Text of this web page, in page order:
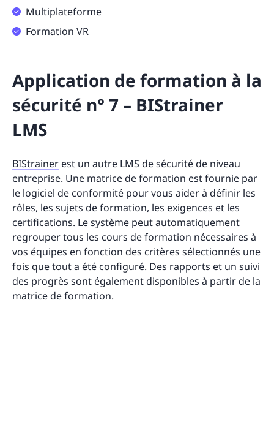
Multiplateforme
Formation VR
Application de formation à la
sécurité n° 7 – BIStrainer
LMS
BIStrainer est un autre LMS de sécurité de niveau
entreprise. Une matrice de formation est fournie par
le logiciel de conformité pour vous aider à définir les
rôles, les sujets de formation, les exigences et les
certifications. Le système peut automatiquement
regrouper tous les cours de formation nécessaires à
vos équipes en fonction des critères sélectionnés une
fois que tout a été configuré. Des rapports et un suivi
des progrès sont également disponibles à partir de la
matrice de formation.